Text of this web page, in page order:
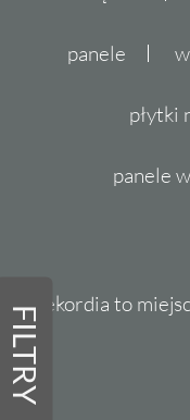
FILTRY
panele
płytki
panele
Dekordia to